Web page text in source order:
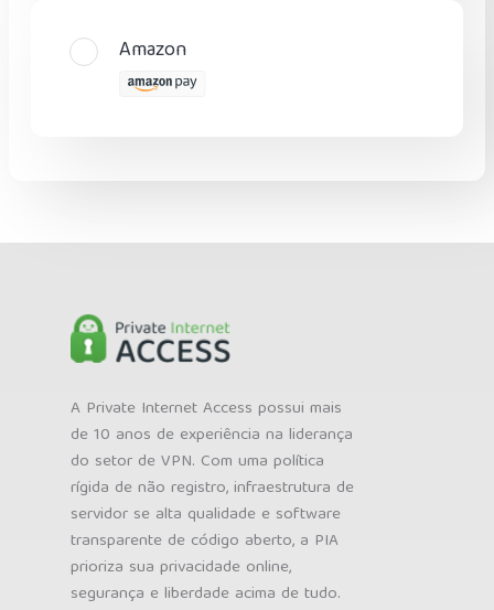
Amazon
A Private Internet Access possui mais
de 10 anos de experiência na liderança
do setor de VPN. Com uma política
rígida de não registro, infraestrutura de
servidor se alta qualidade e software
transparente de código aberto, a PIA
prioriza sua privacidade online,
segurança e liberdade acima de tudo.